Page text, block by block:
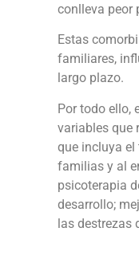
conlleva peor
Estas
familiares,
largo plazo.
Por todo ello,
variables que
que incluya
familias y al
psicoterapia
desarrollo;
las destrezas